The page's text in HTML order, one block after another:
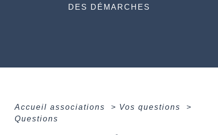
DES DÉMARCHES
Accueil associations > Vos questions
>
Questions